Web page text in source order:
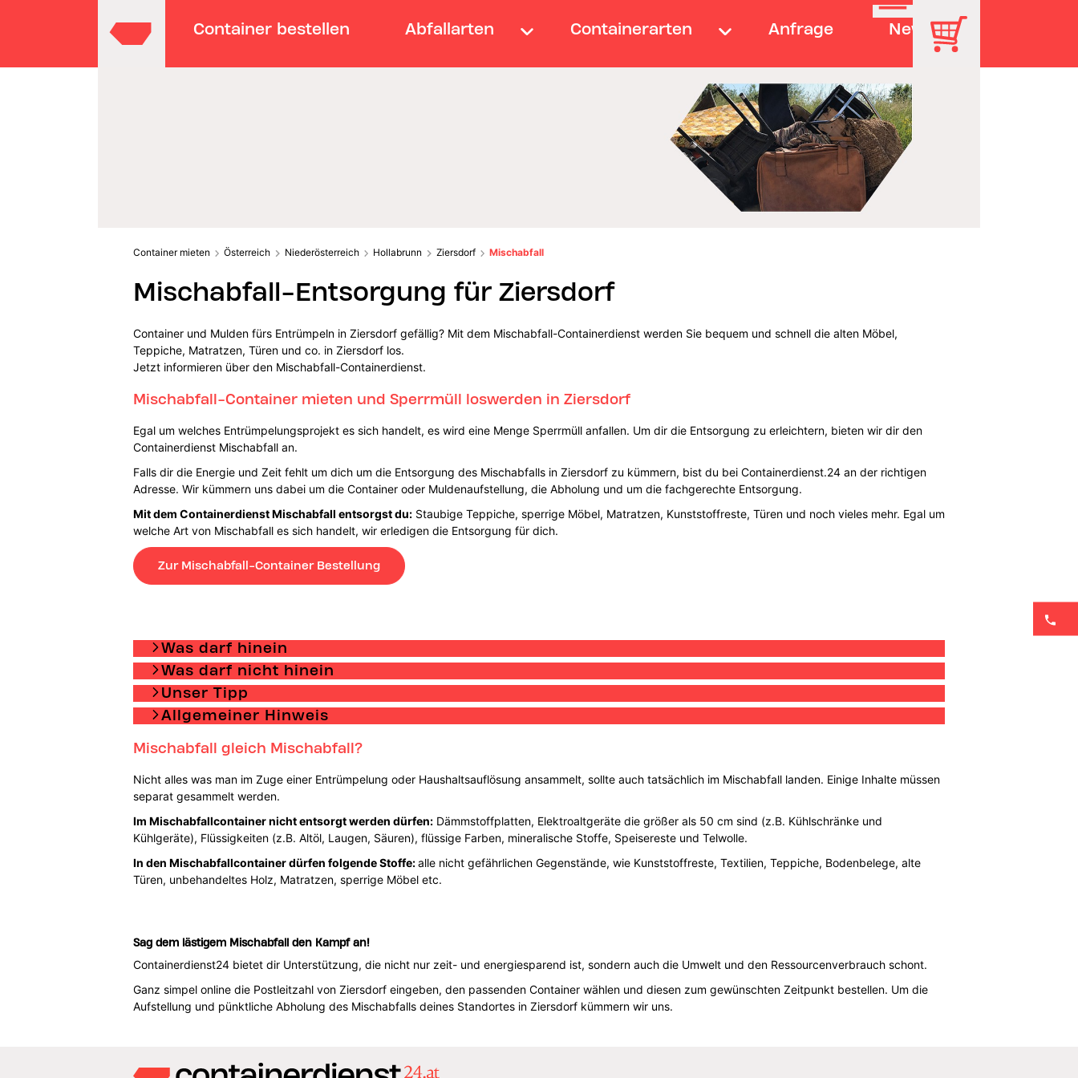
Container bestellen Abfallarten Containerarten Anfrage News
Container mieten Österreich Niederösterreich Hollabrunn Ziersdorf Mischabfall
Mischabfall-Entsorgung für Ziersdorf
Container und Mulden fürs Entrümpeln in Ziersdorf gefällig? Mit dem Mischabfall-Containerdienst werden Sie bequem und schnell die alten Möbel,
Teppiche, Matratzen, Türen und co. in Ziersdorf los.
Jetzt informieren über den Mischabfall-Containerdienst.
Mischabfall-Container mieten und Sperrmüll loswerden in Ziersdorf
Egal um welches Entrümpelungsprojekt es sich handelt, es wird eine Menge Sperrmüll anfallen. Um dir die Entsorgung zu erleichtern, bieten wir dir den
Containerdienst Mischabfall an.
Falls dir die Energie und Zeit fehlt um dich um die Entsorgung des Mischabfalls in Ziersdorf zu kümmern, bist du bei Containerdienst.24 an der richtigen
Adresse. Wir kümmern uns dabei um die Container oder Muldenaufstellung, die Abholung und um die fachgerechte Entsorgung.
Mit dem Containerdienst Mischabfall entsorgst du:Staubige Teppiche, sperrige Möbel, Matratzen, Kunststoffreste, Türen und noch vieles mehr. Egal um
welche Art von Mischabfall es sich handelt, wir erledigen die Entsorgung für dich.
Zur Mischabfall-Container Bestellung
Was darf hinein
Was darf nicht hinein
Unser Tipp
Allgemeiner Hinweis
Mischabfall gleich Mischabfall?
Nicht alles was man im Zuge einer Entrümpelung oder Haushaltsauflösung ansammelt, sollte auch tatsächlich im Mischabfall landen. Einige Inhalte müssen
separat gesammelt werden.
Im Mischabfallcontainer nicht entsorgt werden dürfen:Dämmstoffplatten, Elektroaltgeräte die größer als 50 cm sind (z.B. Kühlschränke und
Kühlgeräte), Flüssigkeiten (z.B. Altöl, Laugen, Säuren), flüssige Farben, mineralische Stoffe, Speisereste und Telwolle.
In den Mischabfallcontainer dürfen folgende Stoffe:alle nicht gefährlichen Gegenstände, wie Kunststoffreste, Textilien, Teppiche, Bodenbelege, alte
Türen, unbehandeltes Holz, Matratzen, sperrige Möbel etc.
Sag dem lästigem Mischabfall den Kampf an!
Containerdienst24 bietet dir Unterstützung, die nicht nur zeit- und energiesparend ist, sondern auch die Umwelt und den Ressourcenverbrauch schont.
Ganz simpel online die Postleitzahl von Ziersdorf eingeben, den passenden Container wählen und diesen zum gewünschten Zeitpunkt bestellen. Um die
Aufstellung und pünktliche Abholung des Mischabfalls deines Standortes in Ziersdorf kümmern wir uns.